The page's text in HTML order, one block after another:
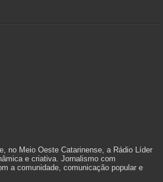
no Meio Oeste Catarinense, a Rádio Líder
e criativa. Jornalismo com
a comunidade, comunicação popular e